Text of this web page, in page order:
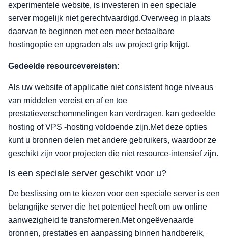
experimentele website, is investeren in een speciale
server mogelijk niet gerechtvaardigd.Overweeg in plaats
daarvan te beginnen met een meer betaalbare
hostingoptie en upgraden als uw project grip krijgt.
Gedeelde resourcevereisten:
Als uw website of applicatie niet consistent hoge niveaus
van middelen vereist en af en toe
prestatieverschommelingen kan verdragen, kan gedeelde
hosting of VPS -hosting voldoende zijn.Met deze opties
kunt u bronnen delen met andere gebruikers, waardoor ze
geschikt zijn voor projecten die niet resource-intensief zijn.
Is een speciale server geschikt voor u?
De beslissing om te kiezen voor een speciale server is een
belangrijke server die het potentieel heeft om uw online
aanwezigheid te transformeren.Met ongeëvenaarde
bronnen, prestaties en aanpassing binnen handbereik,